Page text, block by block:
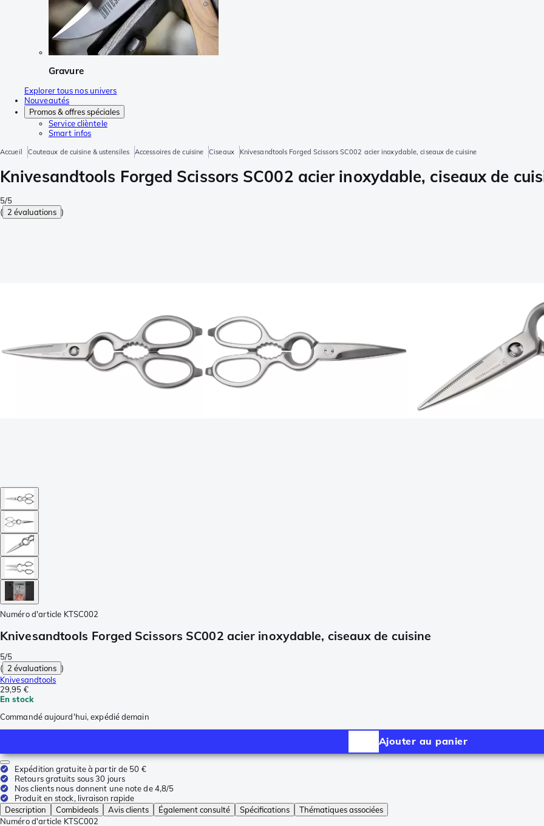
Gravure
Explorer tous nos univers
Nouveautés
Promos & offres spéciales
Service clièntele
Smart infos
Accueil Couteaux de cuisine & ustensiles Accessoires de cuisine Ciseaux Knivesandtools Forged Scissors SC002 acier inoxydable, ciseaux de cuisine
Knivesandtools Forged Scissors SC002 acier inoxydable, ciseaux de
5/5
( 2 évaluations )
Numéro d'article KTSC002
Knivesandtools Forged Scissors SC002 acier inoxydable, ciseaux de cuisine
5/5
( 2 évaluations )
Knivesandtools
29,95 €
En stock
Commandé aujourd'hui, expédié demain
Ajouter au panier
Expédition gratuite à partir de 50 €
Retours gratuits sous 30 jours
Nos clients nous donnent une note de 4,8/5
Produit en stock, livraison rapide
Description
Combideals Avis clients Également consulté Spécifications
Thématiques associées
Numéro d'article KTSC002